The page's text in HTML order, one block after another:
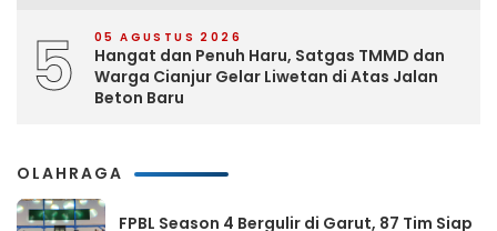
5 05 AGUSTUS 2026
Hangat dan Penuh Haru, Satgas TMMD dan
Warga Cianjur Gelar Liwetan di Atas Jalan
Beton Baru
OLAHRAGA
FPBL Season 4 Bergulir di Garut, 87 Tim Siap